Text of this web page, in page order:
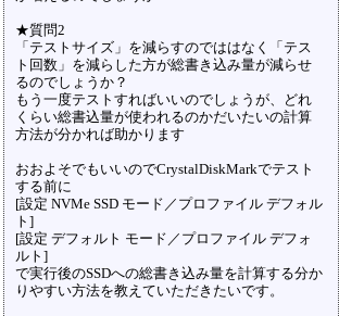
★質問2
「テストサイズ」を減らすのでははなく「テス
ト回数」を減らした方が総書き込み量が減らせ
るのでしょうか？
もう一度テストすればいいのでしょうが、どれ
くらい総書込量が使われるのかだいたいの計算
方法が分かれば助かります
おおよそでもいいのでCrystalDiskMarkでテスト
する前に
[設定 NVMe SSD モード／プロファイル デフォル
ト]
[設定 デフォルト モード／プロファイル デフォ
ルト]
で実行後のSSDへの総書き込み量を計算する分か
りやすい方法を教えていただきたいです。